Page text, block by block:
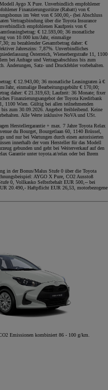
Aygo X Pure. Unverbindlich empfohlener
Finanzierungsstütze (Rabatt) von €
im Wert von € 500,00,- (bei Abschluss
Vertragsbindung über die Toyota Insurance
empfohlenen Kaufpreis von €
€ 12.593,00; 36 monatliche
von 10.000 km/Jahr, einmalige
zu bezahlender Gesamtbetrag daher: €
Jahreszins: 7,87%. Unverbindliches
Österreich, Wienerbergstraße 11, 1100
bei Anfrage und Vertragsabschluss bis zum
Änderungen, Satz- und Druckfehler vorbehalten.
€ 12.943,00; 36 monatliche Leasingraten à €
Jahr, einmalige Bearbeitungsgebühr € 170,00;
daher: € 21.319,63; Laufzeit: 36 Monate; fixer
Finanzierungsangebot der Toyota Kreditbank
1100 Wien. Gültig bei allen teilnehmenden
bis zum 30.09.2026. Angebot freibleibend. Keine
Alle Werte inklusive NoVA und USt.
Herstellergarantie + max. 7 Jahre Toyota Relax
du Bourget, Bourgetlaan 60, 1140 Brüssel,
und nur bei Wartungen durch einen autorisierten
innerhalb der vom Hersteller für das Modell
gebunden und geht bei Weiterverkauf auf den
Garantie unter toyota.at/relax oder bei Ihrem
in der Bonus/Malus Stufe 0 über die Toyota
AYGO X Pure, CO2 Ausstoß
0, Vollkasko Selbstbehalt EUR 500,-- bei
20.490,- Haftpflicht EUR 26,53, motorbezogene
Emissionen kombiniert 86 - 100 g/km.